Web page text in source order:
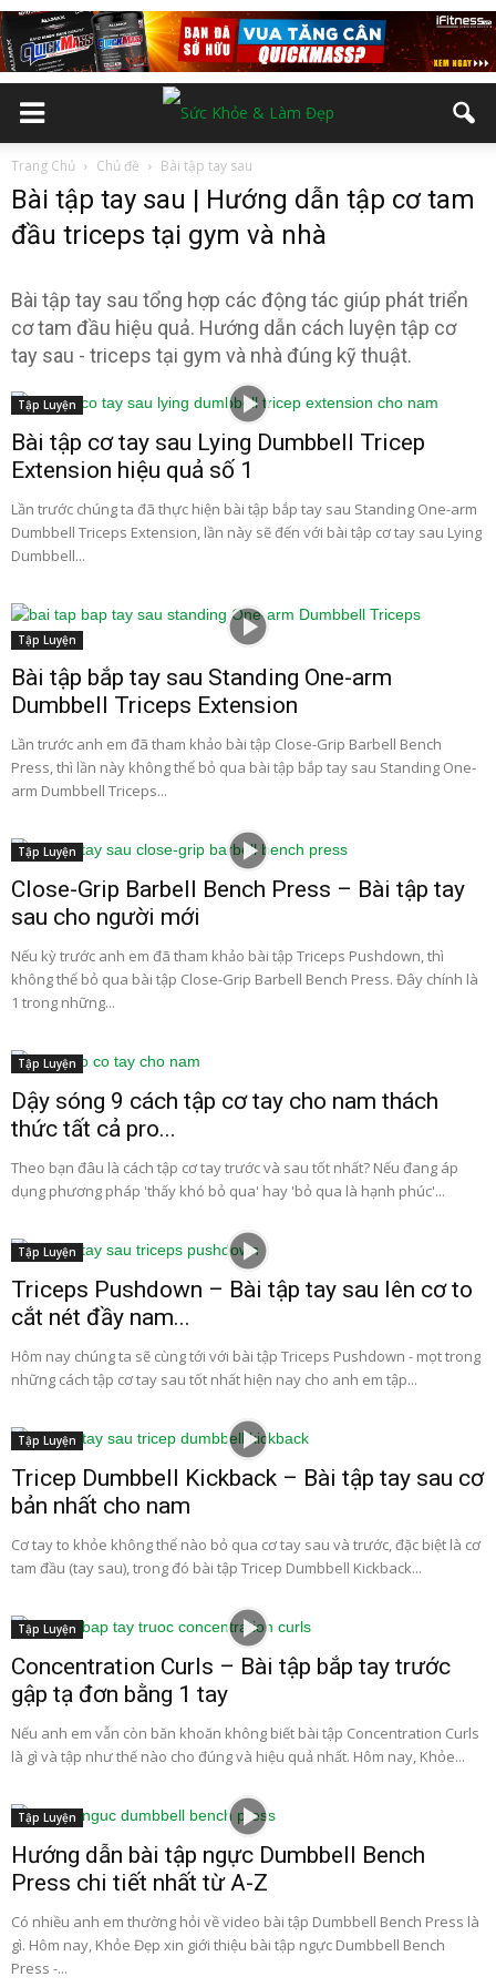
Trang Chủ Chủ đề Bài tập tay sau
Bài tập tay sau | Hướng dẫn tập cơ tam
đầu triceps tại gym và nhà
Bài tập tay sau tổng hợp các động tác giúp phát triển
cơ tam đầu hiệu quả. Hướng dẫn cách luyện tập cơ
tay sau - triceps tại gym và nhà đúng kỹ thuật.
Tập Luyện
Bài tập cơ tay sau Lying Dumbbell Tricep
Extension hiệu quả số 1
Lần trước chúng ta đã thực hiện bài tập bắp tay sau Standing One-arm
Dumbbell Triceps Extension, lần này sẽ đến với bài tập cơ tay sau Lying
Dumbbell...
Tập Luyện
Bài tập bắp tay sau Standing One-arm
Dumbbell Triceps Extension
Lần trước anh em đã tham khảo bài tập Close-Grip Barbell Bench
Press, thì lần này không thể bỏ qua bài tập bắp tay sau Standing One-
arm Dumbbell Triceps...
Tập Luyện
Close-Grip Barbell Bench Press – Bài tập tay
sau cho người mới
Nếu kỳ trước anh em đã tham khảo bài tập Triceps Pushdown, thì
không thể bỏ qua bài tập Close-Grip Barbell Bench Press. Đây chính là
1 trong những...
Tập Luyện
Dậy sóng 9 cách tập cơ tay cho nam thách
thức tất cả pro...
Theo bạn đâu là cách tập cơ tay trước và sau tốt nhất? Nếu đang áp
dụng phương pháp 'thấy khó bỏ qua' hay 'bỏ qua là hạnh phúc'...
Tập Luyện
Triceps Pushdown – Bài tập tay sau lên cơ to
cắt nét đầy nam...
Hôm nay chúng ta sẽ cùng tới với bài tập Triceps Pushdown - mọt trong
những cách tập cơ tay sau tốt nhất hiện nay cho anh em tập...
Tập Luyện
Tricep Dumbbell Kickback – Bài tập tay sau cơ
bản nhất cho nam
Cơ tay to khỏe không thể nào bỏ qua cơ tay sau và trước, đặc biệt là cơ
tam đầu (tay sau), trong đó bài tập Tricep Dumbbell Kickback...
Tập Luyện
Concentration Curls – Bài tập bắp tay trước
gập tạ đơn bằng 1 tay
Nếu anh em vẫn còn băn khoăn không biết bài tập Concentration Curls
là gì và tập như thế nào cho đúng và hiệu quả nhất. Hôm nay, Khỏe...
Tập Luyện
Hướng dẫn bài tập ngực Dumbbell Bench
Press chi tiết nhất từ A-Z
Có nhiều anh em thường hỏi về video bài tập Dumbbell Bench Press là
gì. Hôm nay, Khỏe Đẹp xin giới thiệu bài tập ngực Dumbbell Bench
Press -...